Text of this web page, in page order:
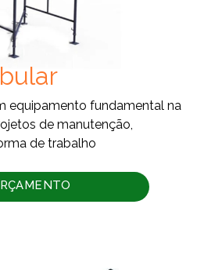
equipamento fundamental na
de manutenção,
de trabalho